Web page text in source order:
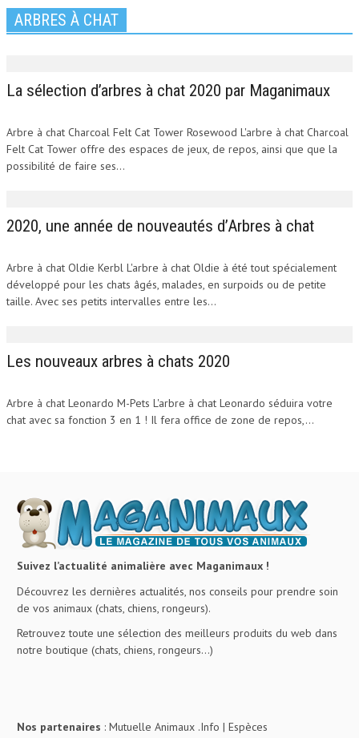
ARBRES À CHAT
La sélection d’arbres à chat 2020 par Maganimaux
Arbre à chat Charcoal Felt Cat Tower Rosewood L'arbre à chat Charcoal
Felt Cat Tower offre des espaces de jeux, de repos, ainsi que que la
possibilité de faire ses...
2020, une année de nouveautés d’Arbres à chat
Arbre à chat Oldie Kerbl L'arbre à chat Oldie à été tout spécialement
développé pour les chats âgés, malades, en surpoids ou de petite
taille. Avec ses petits intervalles entre les...
Les nouveaux arbres à chats 2020
Arbre à chat Leonardo M-Pets L'arbre à chat Leonardo séduira votre
chat avec sa fonction 3 en 1 ! Il fera office de zone de repos,...
Suivez l’actualité animalière avec Maganimaux !
Découvrez les dernières actualités, nos conseils pour prendre soin
de vos animaux (chats, chiens, rongeurs).
Retrouvez toute une sélection des meilleurs produits du web dans
notre boutique (chats, chiens, rongeurs…)
Nos partenaires : Mutuelle Animaux .Info | Espèces